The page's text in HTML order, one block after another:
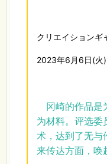
クリエイションギ
2023年6月6日(火
冈崎的作品是
为材料。评选委
术，达到了无与
来传达方面，唤